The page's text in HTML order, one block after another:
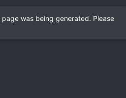
was being generated. Please